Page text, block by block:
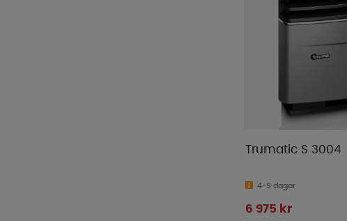
Trumatic S 3004
4-9 dagar
6 975 kr